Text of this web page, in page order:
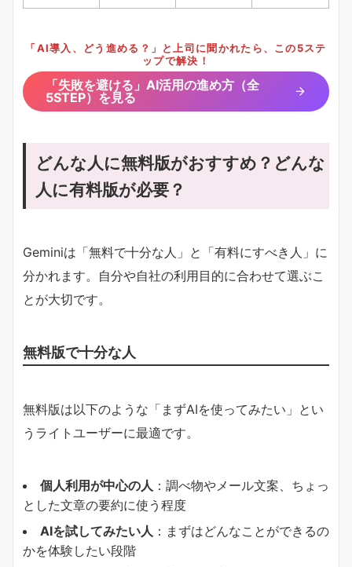
「AI導入、どう進める？」と上司に聞かれたら、この5ステ
ップで解決！
「失敗を避ける」AI活用の進め方（全
5STEP）を見る
どんな人に無料版がおすすめ？どんな
人に有料版が必要？
Geminiは「無料で十分な人」と「有料にすべき人」に
分かれます。自分や自社の利用目的に合わせて選ぶこ
とが大切です。
無料版で十分な人
無料版は以下のような「まずAIを使ってみたい」とい
うライトユーザーに最適です。
個人利用が中心の人 ：調べ物やメール文案、ちょっ
とした文章の要約に使う程度
AIを試してみたい人 ：まずはどんなことができるの
かを体験したい段階